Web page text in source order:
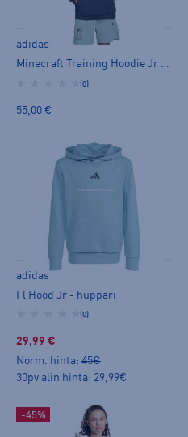
adidas
Minecraft Training Hoodie Jr - huppari
(0)
55,00 €
adidas
Fl Hood Jr - huppari
(0)
29,99 €
Norm. hinta: 45€
30pv alin hinta: 29,99€
-45%